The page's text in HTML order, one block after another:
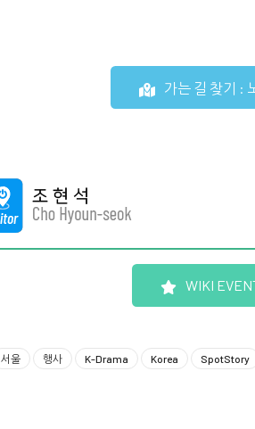
가는 길 찾기 :
WIKI
서울 행사 K-Drama Korea SpotStory